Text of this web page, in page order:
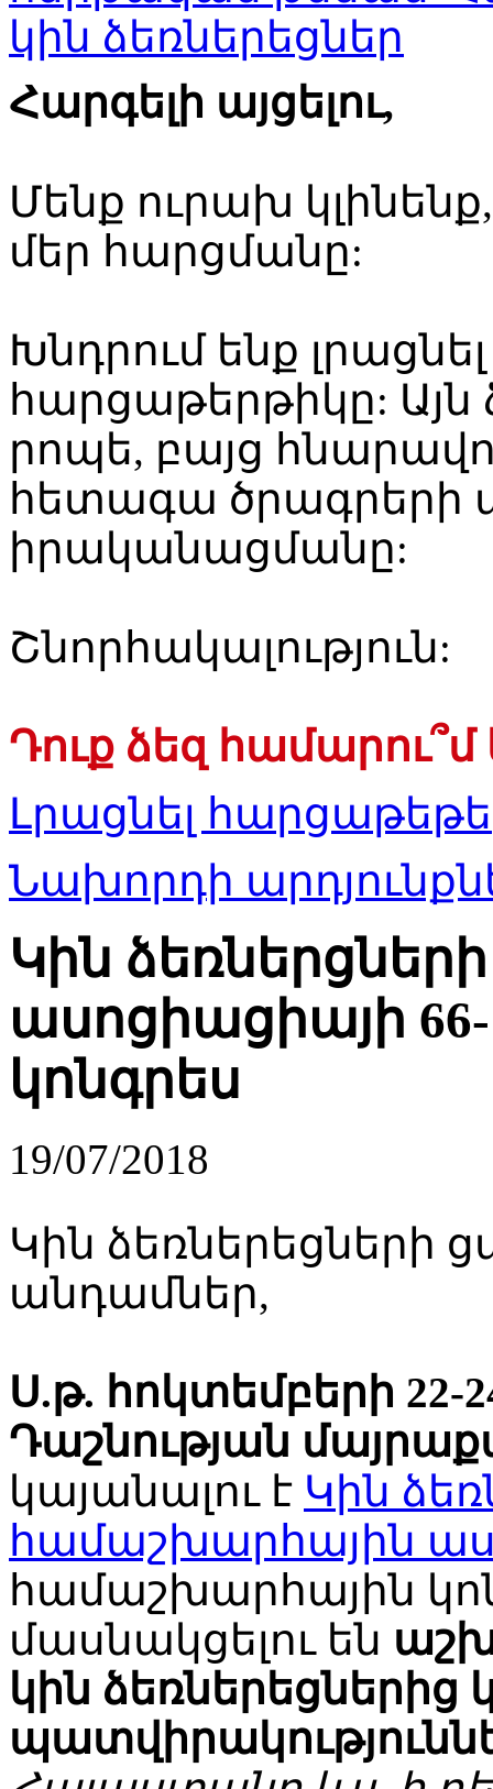
Հարգելի այցելու,
Մենք ուրախ
մեր հարցմանը:
Խնդրում ենք
հարցաթերթիկը:
րոպե, բայց
հետագա ծրագրերի
իրականացմանը:
Շնորհակալություն:
Դուք ձեզ
Լրացնել
Նախորդի
Կին
ասոցիացիայի
կոնգրես
19/07/2018
Կին ձեռներեցների
անդամներ,
Ս.թ. հոկտեմբերի
Դաշնության
կայանալու է Կին
համաշխարհային
համաշխարհային
մասնակցելու են
կին